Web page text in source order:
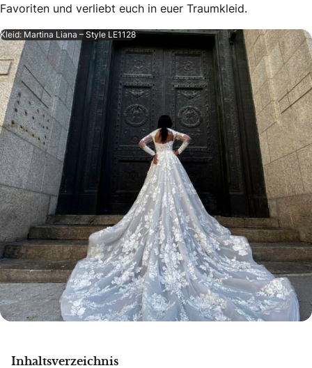
Favoriten und verliebt euch in euer Traumkleid.
Kleid: Martina Liana – Style LE1128
Inhaltsverzeichnis